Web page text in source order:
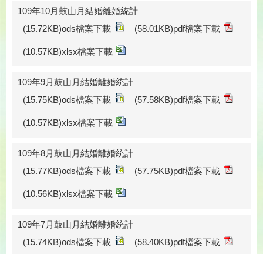
109年10月鼓山月結婚離婚統計
(15.72KB)ods檔案下載
(58.01KB)pdf檔案下載
(10.57KB)xlsx檔案下載
109年9月鼓山月結婚離婚統計
(15.75KB)ods檔案下載
(57.58KB)pdf檔案下載
(10.57KB)xlsx檔案下載
109年8月鼓山月結婚離婚統計
(15.77KB)ods檔案下載
(57.75KB)pdf檔案下載
(10.56KB)xlsx檔案下載
109年7月鼓山月結婚離婚統計
(15.74KB)ods檔案下載
(58.40KB)pdf檔案下載